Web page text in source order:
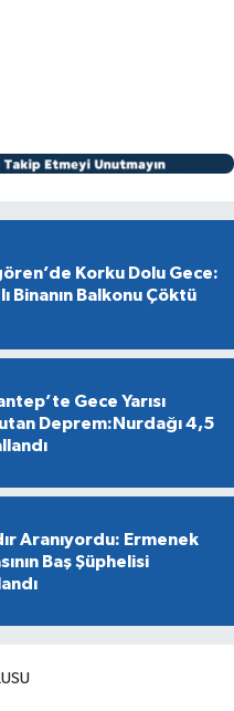
Korku Dolu Gece:
Binanın Balkonu Çöktü
Gece Yarısı
Deprem:Nurdağı 4,5
Aranıyordu: Ermenek
Baş Şüphelisi